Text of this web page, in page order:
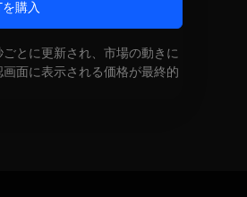
購入
とに更新され、市場の動きに
面に表示される価格が最終的